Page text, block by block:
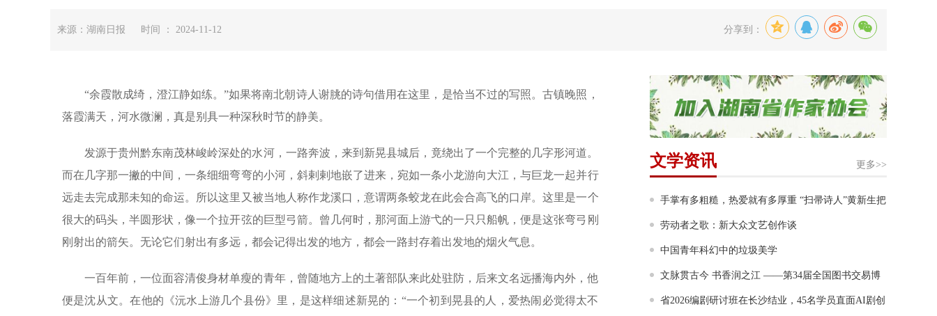
来源：湖南日报 时间 ： 2024-11-12 分享到：
“余霞散成绮，澄江静如练。”如果将南北朝诗人谢朓的诗句借用在这里，是恰当不过的写照。古镇晚照，
落霞满天，河水微澜，真是别具一种深秋时节的静美。
发源于贵州黔东南茂林峻岭深处的水河，一路奔波，来到新晃县城后，竟绕出了一个完整的几字形河道。
而在几字那一撇的中间，一条细细弯弯的小河，斜剌剌地嵌了进来，宛如一条小龙游向大江，与巨龙一起并行
远走去完成那未知的命运。所以这里又被当地人称作龙溪口，意谓两条蛟龙在此会合高飞的口岸。这里是一个
很大的码头，半圆形状，像一个拉开弦的巨型弓箭。曾几何时，那河面上游弋的一只只船帆，便是这张弯弓刚
刚射出的箭矢。无论它们射出有多远，都会记得出发的地方，都会一路封存着出发地的烟火气息。
一百年前，一位面容清俊身材单瘦的青年，曾随地方上的土著部队来此处驻防，后来文名远播海内外，他
便是沈从文。在他的《沅水上游几个县份》里，是这样细述新晃的：“一个初到晃县的人，爱热闹必觉得太不
更多>>
文学资讯
手掌有多粗糙，热爱就有多厚重 “扫帚诗人”黄新生把
岁月风雨写成诗
劳动者之歌：新大众文艺创作谈
中国青年科幻中的垃圾美学
文脉贯古今 书香润之江 ——第34届全国图书交易博
览会侧记
省2026编剧研讨班在长沙结业，45名学员直面AI剧创